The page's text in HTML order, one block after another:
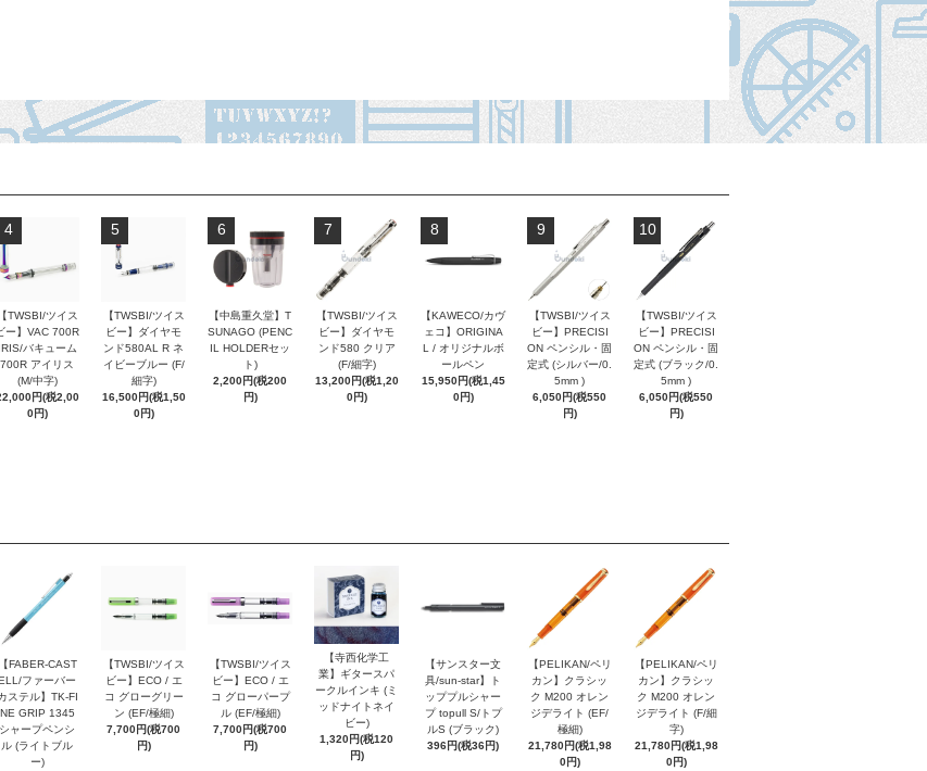
4
【TWSBI/ツイス
ー】VAC 700R
IRIS/バキューム
700R アイリス
(M/中字)
円(税2,00
0円)
5
【TWSBI/ツイス
ビー】ダイヤモ
ンド580AL R ネ
イビーブルー (F/
細字)
16,500円(税1,50
0円)
6
【中島重久堂】T
SUNAGO (PENC
IL HOLDERセッ
ト)
2,200円(税200
円)
7
【TWSBI/ツイス
ビー】ダイヤモ
ンド580 クリア
(F/細字)
13,200円(税1,20
0円)
8
【KAWECO/カヴ
ェコ】ORIGINA
L / オリジナルボ
ールペン
15,950円(税1,45
0円)
9
【TWSBI/ツイス
ビー】PRECISI
ON ペンシル・固
定式 (シルバー/0.
5mm )
6,050円(税550
円)
10
【TWSBI/ツイス
ビー】PRECISI
ON ペンシル・固
定式 (ブラック/0.
5mm )
6,050円(税550
円)
【FABER-CAST
ファーバー
ステル】TK-FI
NE GRIP 1345
シャープペンシ
ル (ライトブル
ー)
【TWSBI/ツイス
ビー】ECO / エ
コ グローグリー
ン (EF/極細)
7,700円(税700
円)
【TWSBI/ツイス
ビー】ECO / エ
コ グローパープ
ル (EF/極細)
7,700円(税700
円)
【寺西化学工
業】ギタースパ
ークルインキ (ミ
ッドナイトネイ
ビー)
1,320円(税120
円)
【サンスター文
具/sun-star】ト
ッププルシャー
プ topull S/トプ
ルS (ブラック)
396円(税36円)
【PELIKAN/ペリ
カン】クラシッ
ク M200 オレン
ジデライト (EF/
極細)
21,780円(税1,98
0円)
【PELIKAN/ペリ
カン】クラシッ
ク M200 オレン
ジデライト (F/細
字)
21,780円(税1,98
0円)